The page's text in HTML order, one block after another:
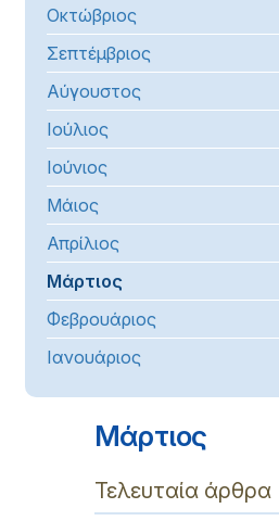
Οκτώβριος
Σεπτέμβριος
Αύγουστος
Ιούλιος
Ιούνιος
Μάιος
Απρίλιος
Μάρτιος
Φεβρουάριος
Ιανουάριος
Μάρτιος
Τελευταία άρθρα